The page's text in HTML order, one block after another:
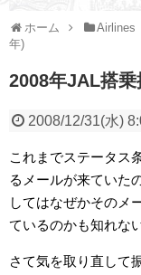
ホーム Airlines
年)
2008年JAL搭
2008/12/31(水)
これまでステータス
るメールが来ていた
してはなぜかそのメ
ているのかも知れな
さて気を取り直して